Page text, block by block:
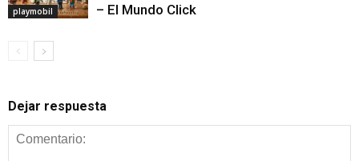
playmobil
– El Mundo Click
Dejar respuesta